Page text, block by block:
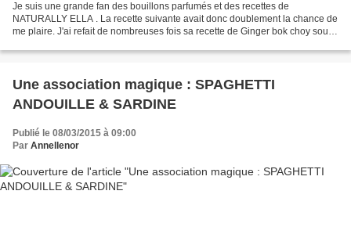
Je suis une grande fan des bouillons parfumés et des recettes de
NATURALLY ELLA . La recette suivante avait donc doublement la chance de
me plaire. J'ai refait de nombreuses fois sa recette de Ginger bok choy soup
Une association magique : SPAGHETTI
ANDOUILLE & SARDINE
Publié le 08/03/2015 à 09:00
Par Annellenor